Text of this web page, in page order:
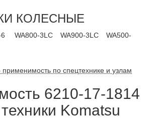
КОЛЕСНЫЕ
WA800-3LC WA900-3LC
WA500-
по спецтехнике и узлам
6210-17-1814
Komatsu